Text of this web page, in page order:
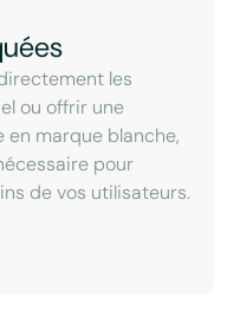
les
ou offrir une
en marque blanche,
pour
de vos utilisateurs.